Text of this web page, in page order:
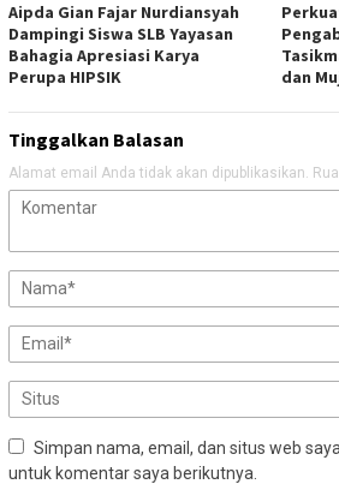
Aipda Gian Fajar Nurdiansyah
Dampingi Siswa SLB Yayasan
Bahagia Apresiasi Karya
Perupa HIPSIK
dan
Tinggalkan Balasan
Alamat email Anda tidak akan dipublikasikan.
Simpan nama, email, dan situs web
untuk komentar saya berikutnya.